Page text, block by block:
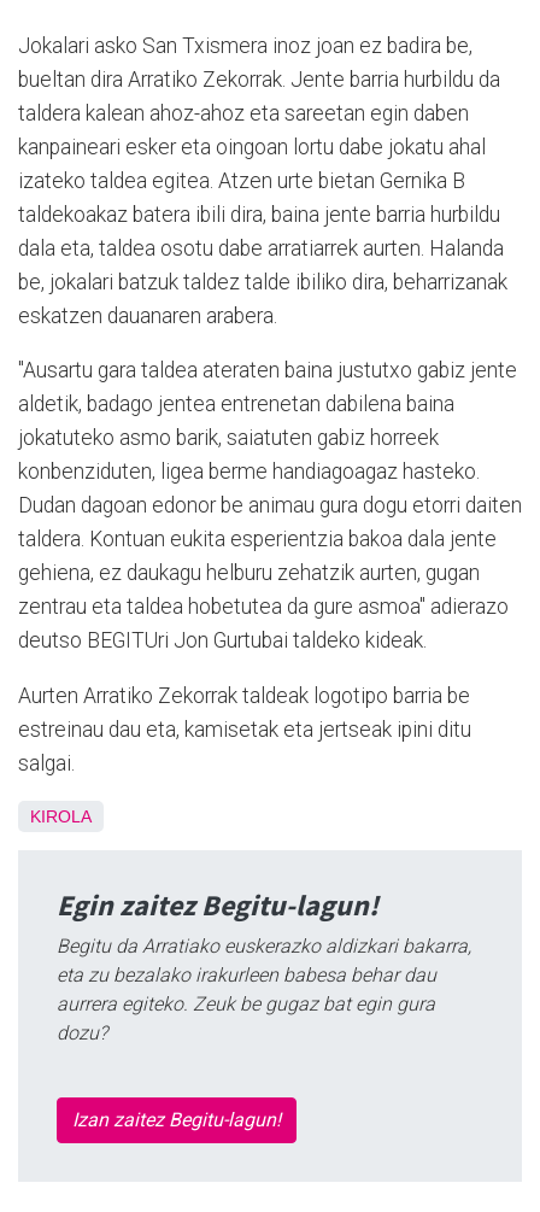
Jokalari asko San Txismera inoz joan ez badira be,
bueltan dira Arratiko Zekorrak. Jente barria hurbildu da
taldera kalean ahoz-ahoz eta sareetan egin daben
kanpaineari esker eta oingoan lortu dabe jokatu ahal
izateko taldea egitea. Atzen urte bietan Gernika B
taldekoakaz batera ibili dira, baina jente barria hurbildu
dala eta, taldea osotu dabe arratiarrek aurten. Halanda
be, jokalari batzuk taldez talde ibiliko dira, beharrizanak
eskatzen dauanaren arabera.
"Ausartu gara taldea ateraten baina justutxo gabiz jente
aldetik, badago jentea entrenetan dabilena baina
jokatuteko asmo barik, saiatuten gabiz horreek
konbenziduten, ligea berme handiagoagaz hasteko.
Dudan dagoan edonor be animau gura dogu etorri daiten
taldera. Kontuan eukita esperientzia bakoa dala jente
gehiena, ez daukagu helburu zehatzik aurten, gugan
zentrau eta taldea hobetutea da gure asmoa" adierazo
deutso BEGITUri Jon Gurtubai taldeko kideak.
Aurten Arratiko Zekorrak taldeak logotipo barria be
estreinau dau eta, kamisetak eta jertseak ipini ditu
salgai.
KIROLA
Egin zaitez Begitu-lagun!
Begitu da Arratiako euskerazko aldizkari bakarra,
eta zu bezalako irakurleen babesa behar dau
aurrera egiteko. Zeuk be gugaz bat egin gura
dozu?
Izan zaitez Begitu-lagun!